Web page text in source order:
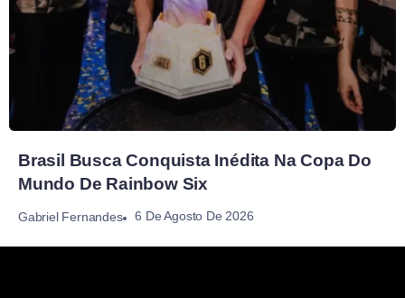
Brasil Busca Conquista Inédita Na Copa Do
Mundo De Rainbow Six
Gabriel Fernandes 6 De Agosto De 2026